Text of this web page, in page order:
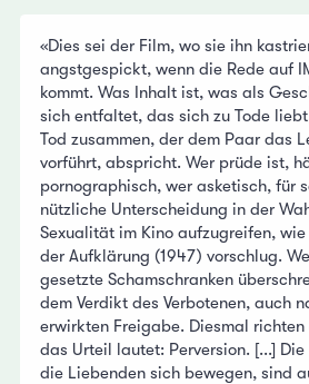
«Dies sei der Film, wo sie ihn
angstgespickt, wenn die Rede auf
kommt. Was Inhalt ist, was als
sich entfaltet, das sich zu Tode
Tod zusammen, der dem Paar das
vorführt, abspricht. Wer prüde ist,
pornographisch, wer asketisch, für
nützliche Unterscheidung in der
Sexualität im Kino aufzugreifen,
der Aufklärung (1947) vorschlug.
gesetzte Schamschranken
dem Verdikt des Verbotenen, auch
erwirkten Freigabe. Diesmal
das Urteil lautet: Perversion. [...] Die
die Liebenden sich bewegen, sind